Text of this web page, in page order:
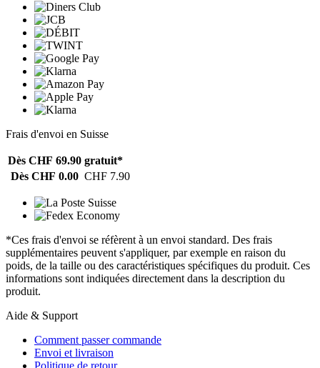
Frais d'envoi en Suisse
Dès CHF 69.90 gratuit*
Dès CHF 0.00 CHF 7.90
*Ces frais d'envoi se réfèrent à un envoi standard. Des frais
supplémentaires peuvent s'appliquer, par exemple en raison du
poids, de la taille ou des caractéristiques spécifiques du produit. Ces
informations sont indiquées directement dans la description du
produit.
Aide & Support
Comment passer commande
Envoi et livraison
Politique de retour